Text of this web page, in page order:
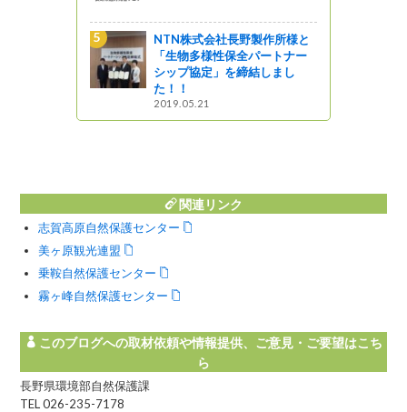
NTN株式会社長野製作所様と
「生物多様性保全パートナー
シップ協定」を締結しまし
た！！
2019.05.21
関連リンク
志賀高原自然保護センター
美ヶ原観光連盟
乗鞍自然保護センター
霧ヶ峰自然保護センター
このブログへの取材依頼や情報提供、ご意見・ご要望はこち
ら
長野県環境部自然保護課
TEL 026-235-7178